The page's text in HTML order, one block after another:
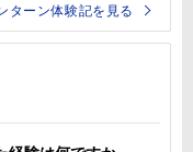
ターン体験記を見る